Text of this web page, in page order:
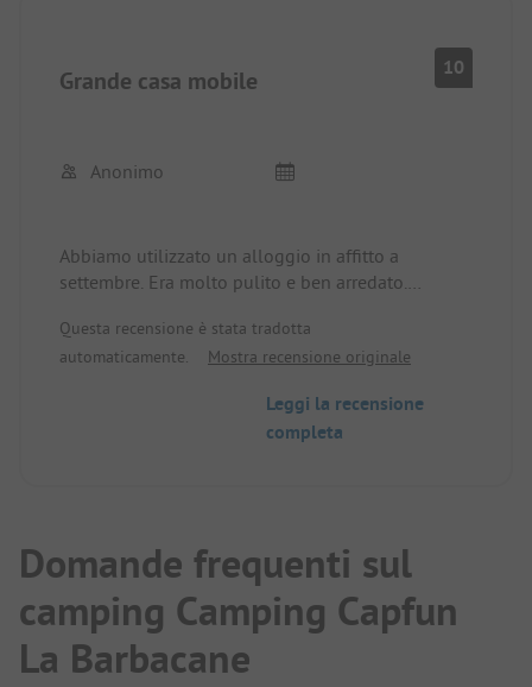
Grande casa mobile 10
Anonimo
Abbiamo utilizzato un alloggio in affitto a
settembre. Era molto pulito e ben arredato.
raccomandabili.
Per il resto tutto era al top:
trovato personale che parlava tedesco.
Il complesso era molto bello e ben tenuto.
Anche il cibo del ristorante era molto buono.
Nel complesso, possiamo solo raccomandare il
Questa recensione è stata tradotta
automaticamente.
Mostra recensione originale
Leggi la recensione
completa
Domande frequenti sul
camping Camping Capfun
La Barbacane